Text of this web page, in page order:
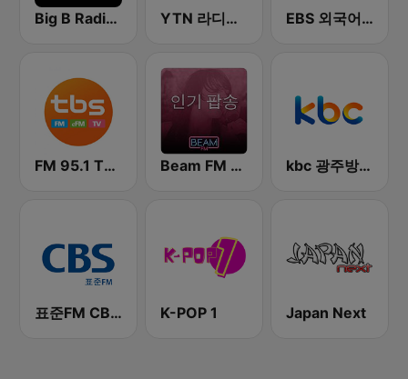
Big B Radio - Asian Pop YTN 라디오 (YTN FM) - 24 Hours News Channel EBS 외국어 라디오 (i-radio)
FM 95.1 TBS fm Beam FM - 취향저격 감각 팝송 kbc 광주방송 MyFM
표준FM CBS 라디오 (Standard FM) K-POP 1 Japan Next